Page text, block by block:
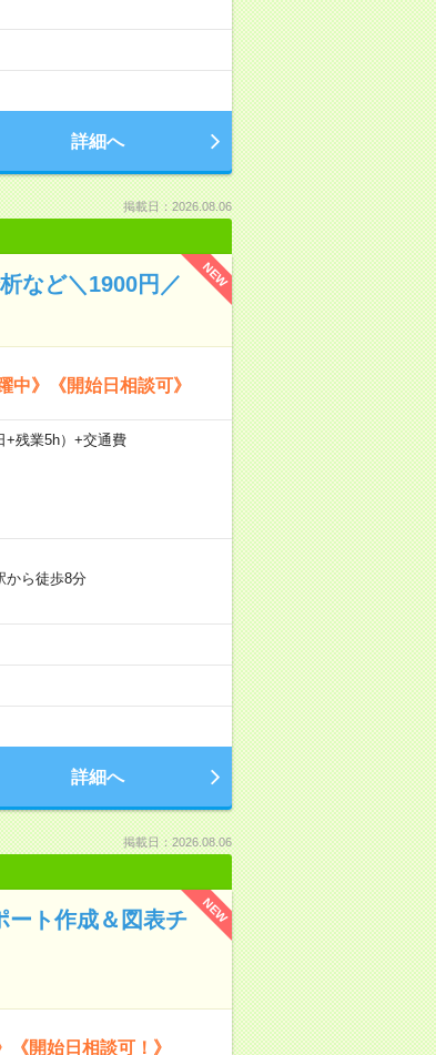
詳細へ
掲載日：2026.08.06
NEW
など＼1900円／
中》《開始日相談可》
+残業5h）+交通費
から徒歩8分
詳細へ
掲載日：2026.08.06
NEW
ート作成＆図表チ
開始日相談可！》